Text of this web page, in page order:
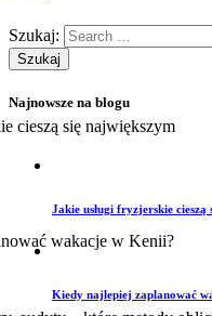
Szukaj:
Najnowsze na blogu
Jakie usługi fryzjerskie cieszą
Kiedy najlepiej zaplanować